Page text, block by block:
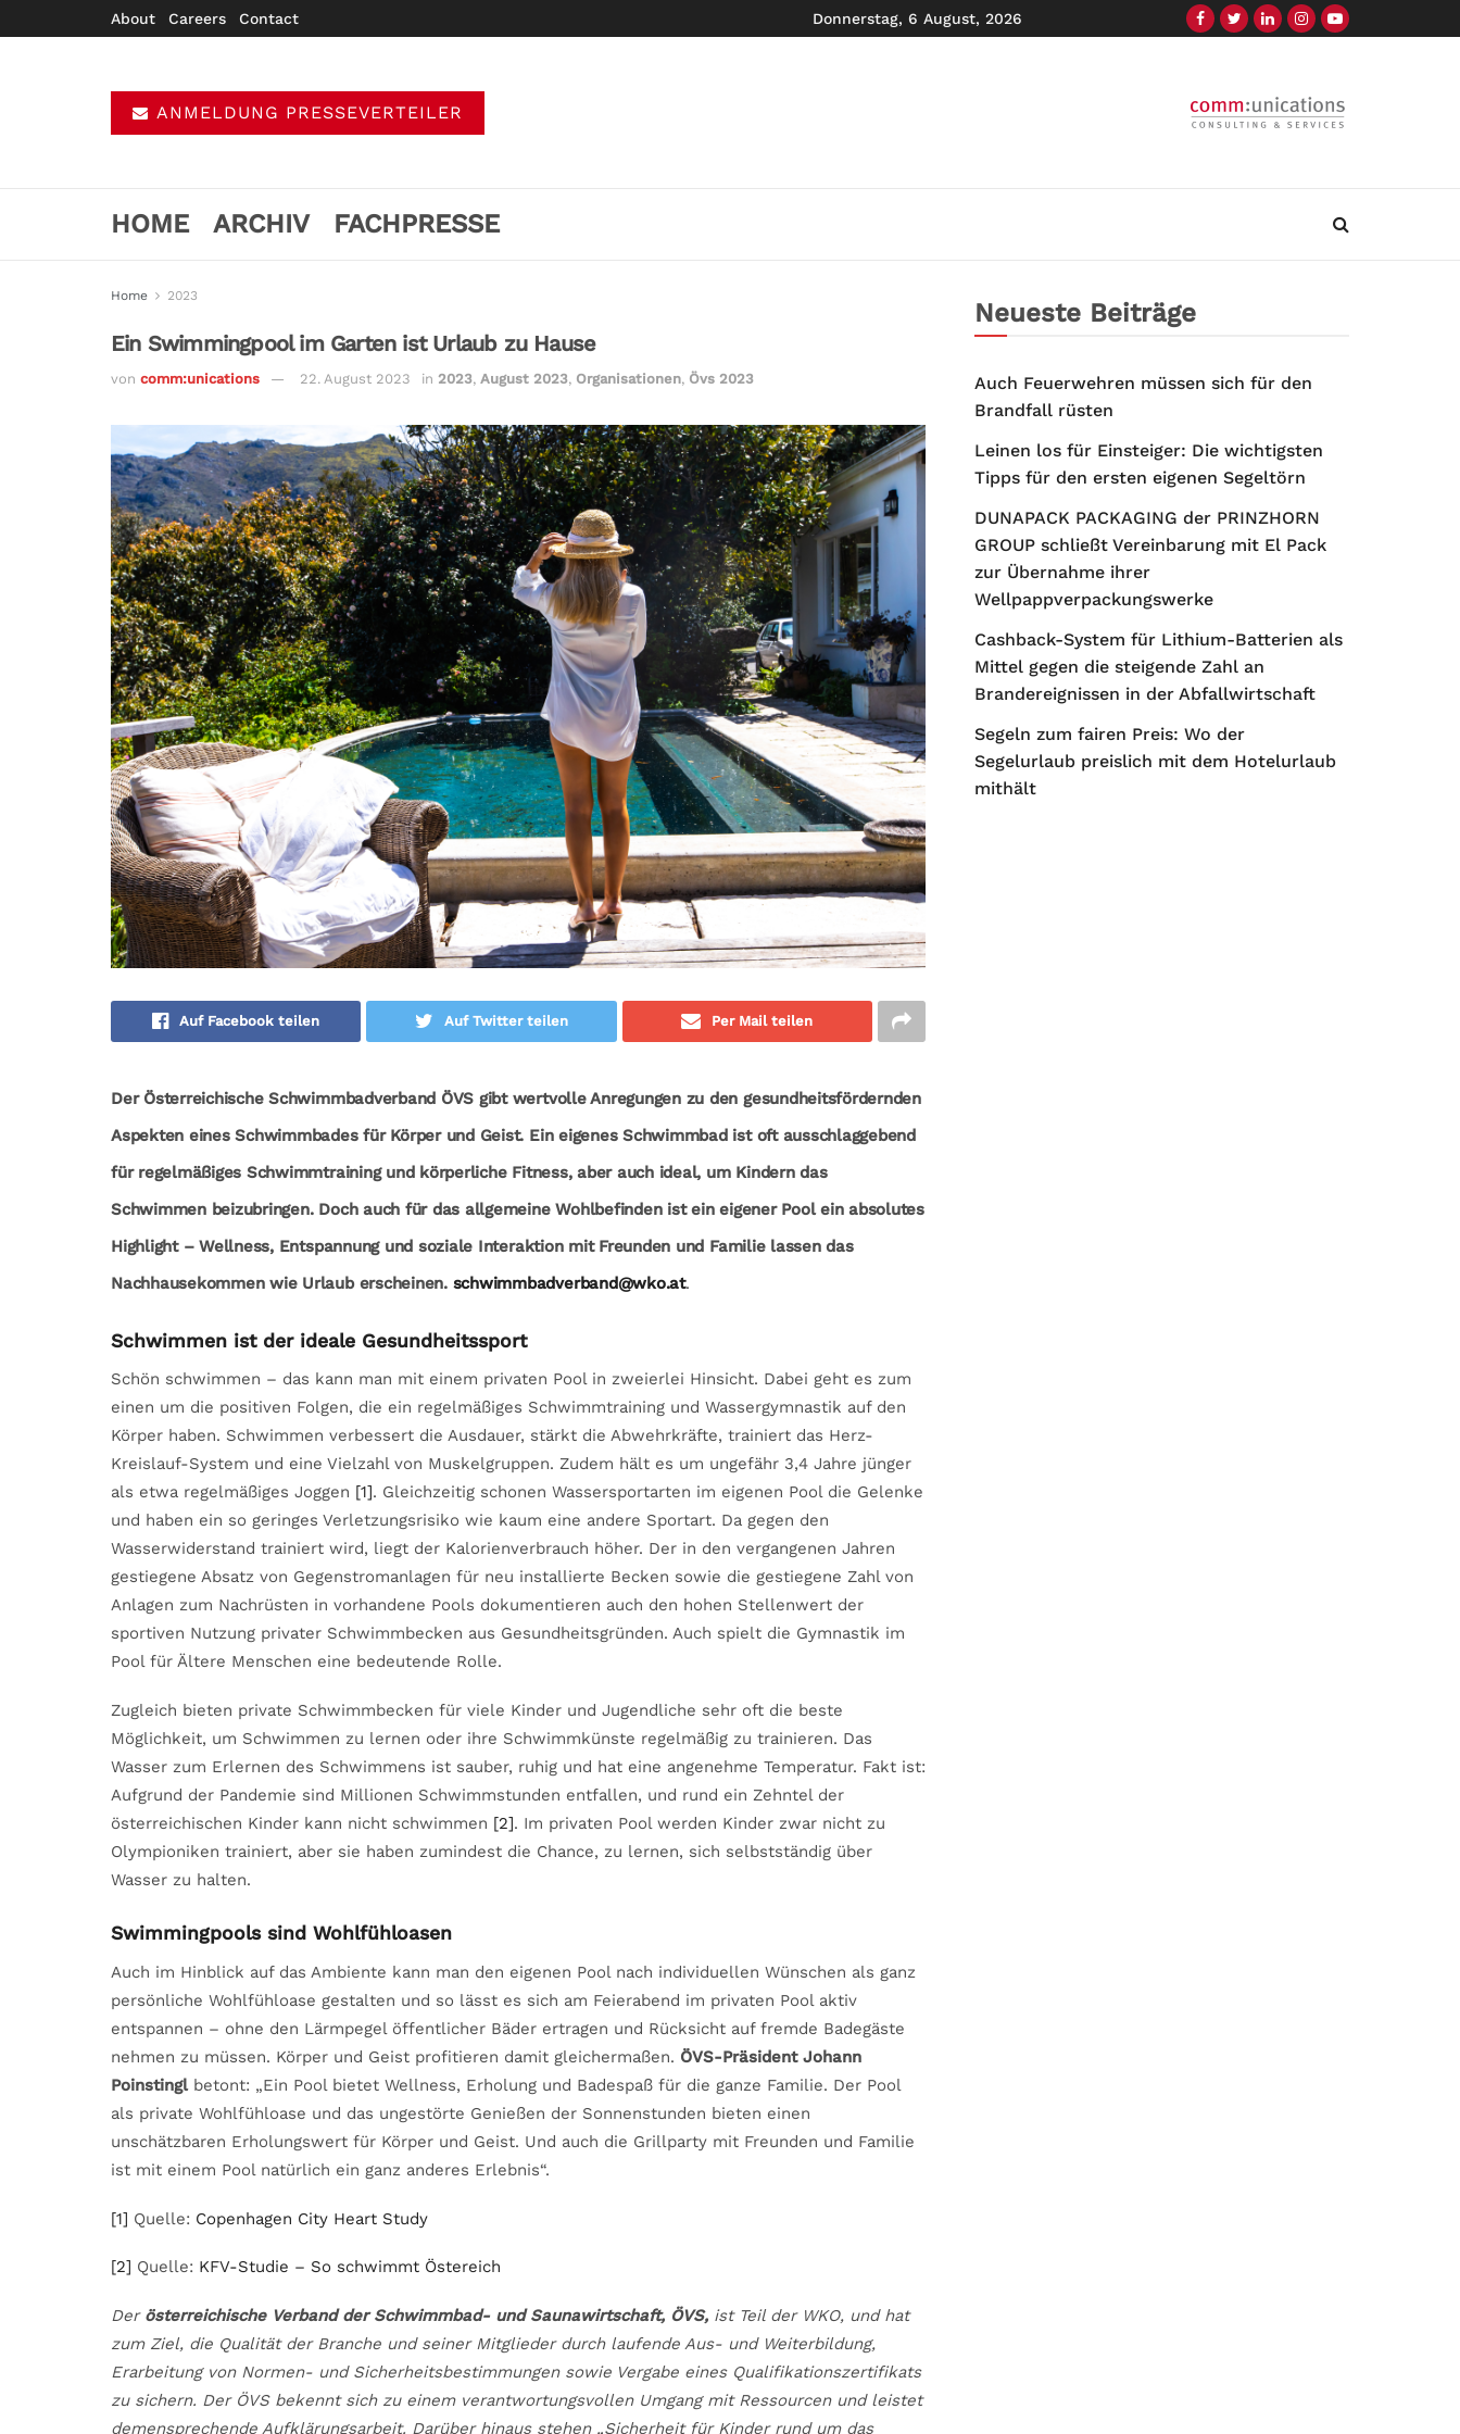
About Careers Contact Donnerstag, 6 August, 2026
ANMELDUNG PRESSEVERTEILER
HOME ARCHIV FACHPRESSE
Home 2023
Ein Swimmingpool im Garten ist Urlaub zu Hause
von comm:unications 22. August 2023 in 2023, August 2023, Organisationen, Övs 2023
Auf Facebook teilen Auf Twitter teilen Per Mail teilen
Der Österreichische Schwimmbadverband ÖVS gibt wertvolle Anregungen zu den gesundheitsfördernden
Aspekten eines Schwimmbades für Körper und Geist. Ein eigenes Schwimmbad ist oft ausschlaggebend
für regelmäßiges Schwimmtraining und körperliche Fitness, aber auch ideal, um Kindern das
Schwimmen beizubringen. Doch auch für das allgemeine Wohlbefinden ist ein eigener Pool ein absolutes
Highlight – Wellness, Entspannung und soziale Interaktion mit Freunden und Familie lassen das
Nachhausekommen wie Urlaub erscheinen. schwimmbadverband@wko.at.
Schwimmen ist der ideale Gesundheitssport
Schön schwimmen – das kann man mit einem privaten Pool in zweierlei Hinsicht. Dabei geht es zum
einen um die positiven Folgen, die ein regelmäßiges Schwimmtraining und Wassergymnastik auf den
Körper haben. Schwimmen verbessert die Ausdauer, stärkt die Abwehrkräfte, trainiert das Herz-
Kreislauf-System und eine Vielzahl von Muskelgruppen. Zudem hält es um ungefähr 3,4 Jahre jünger
als etwa regelmäßiges Joggen [1]. Gleichzeitig schonen Wassersportarten im eigenen Pool die Gelenke
und haben ein so geringes Verletzungsrisiko wie kaum eine andere Sportart. Da gegen den
Wasserwiderstand trainiert wird, liegt der Kalorienverbrauch höher. Der in den vergangenen Jahren
gestiegene Absatz von Gegenstromanlagen für neu installierte Becken sowie die gestiegene Zahl von
Anlagen zum Nachrüsten in vorhandene Pools dokumentieren auch den hohen Stellenwert der
sportiven Nutzung privater Schwimmbecken aus Gesundheitsgründen. Auch spielt die Gymnastik im
Pool für Ältere Menschen eine bedeutende Rolle.
Zugleich bieten private Schwimmbecken für viele Kinder und Jugendliche sehr oft die beste
Möglichkeit, um Schwimmen zu lernen oder ihre Schwimmkünste regelmäßig zu trainieren. Das
Wasser zum Erlernen des Schwimmens ist sauber, ruhig und hat eine angenehme Temperatur. Fakt ist:
Aufgrund der Pandemie sind Millionen Schwimmstunden entfallen, und rund ein Zehntel der
österreichischen Kinder kann nicht schwimmen [2]. Im privaten Pool werden Kinder zwar nicht zu
Olympioniken trainiert, aber sie haben zumindest die Chance, zu lernen, sich selbstständig über
Wasser zu halten.
Swimmingpools sind Wohlfühloasen
Auch im Hinblick auf das Ambiente kann man den eigenen Pool nach individuellen Wünschen als ganz
persönliche Wohlfühloase gestalten und so lässt es sich am Feierabend im privaten Pool aktiv
entspannen – ohne den Lärmpegel öffentlicher Bäder ertragen und Rücksicht auf fremde Badegäste
nehmen zu müssen. Körper und Geist profitieren damit gleichermaßen. ÖVS-Präsident Johann
Poinstingl betont: „Ein Pool bietet Wellness, Erholung und Badespaß für die ganze Familie. Der Pool
als private Wohlfühloase und das ungestörte Genießen der Sonnenstunden bieten einen
unschätzbaren Erholungswert für Körper und Geist. Und auch die Grillparty mit Freunden und Familie
ist mit einem Pool natürlich ein ganz anderes Erlebnis“.
[1] Quelle: Copenhagen City Heart Study
[2] Quelle: KFV-Studie – So schwimmt Östereich
Der österreichische Verband der Schwimmbad- und Saunawirtschaft, ÖVS, ist Teil der WKO, und hat
zum Ziel, die Qualität der Branche und seiner Mitglieder durch laufende Aus- und Weiterbildung,
Erarbeitung von Normen- und Sicherheitsbestimmungen sowie Vergabe eines Qualifikationszertifikats
zu sichern. Der ÖVS bekennt sich zu einem verantwortungs­vollen Umgang mit Ressourcen und leistet
demensprechende Aufklärungsarbeit. Darüber hinaus stehen „Sicherheit für Kinder rund um das
Neueste Beiträge
Auch Feuerwehren müssen sich für den
Brandfall rüsten
Leinen los für Einsteiger: Die wichtigsten
Tipps für den ersten eigenen Segeltörn
DUNAPACK PACKAGING der PRINZHORN
GROUP schließt Vereinbarung mit El Pack
zur Übernahme ihrer
Wellpappverpackungswerke
Cashback-System für Lithium-Batterien als
Mittel gegen die steigende Zahl an
Brandereignissen in der Abfallwirtschaft
Segeln zum fairen Preis: Wo der
Segelurlaub preislich mit dem Hotelurlaub
mithält